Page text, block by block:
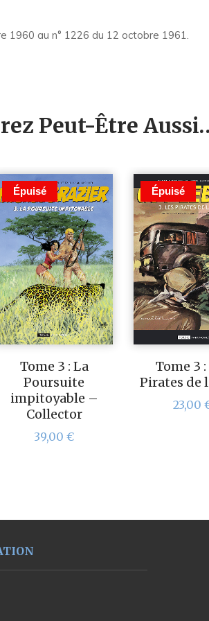
1960 au n° 1226 du 12 octobre 1961.
Peut-Être
Épuisé
Tome 3 : La
Poursuite
impitoyable –
Collector
39,00 €
Épuisé
Tome 3 :
Pirates de
23,00